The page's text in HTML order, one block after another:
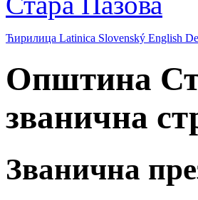
Ћирилица Latinica Slovenský English
Општина
званична
Званична